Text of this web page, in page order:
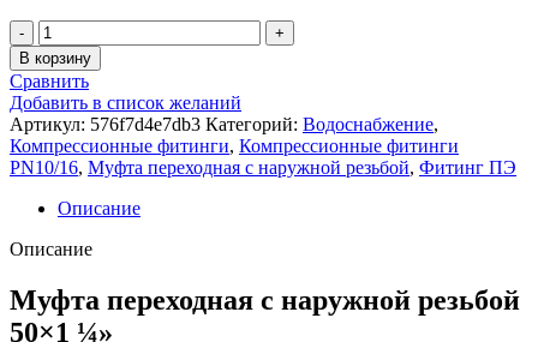
В корзину
Сравнить
Добавить в список желаний
Артикул: 576f7d4e7db3 Категорий: Водоснабжение,
Компрессионные фитинги, Компрессионные фитинги
PN10/16, Муфта переходная с наружной резьбой, Фитинг ПЭ
Описание
Описание
Муфта переходная с наружной резьбой
50×1 ¼»